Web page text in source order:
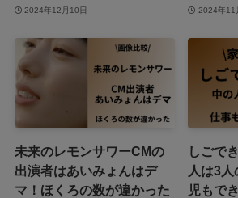
2024年12月10日 2024年11
未来のレモンサワーCMの
出演者はあいみょんはデ
マ！ほくろの数が違かった
しごで
人は3
児もで